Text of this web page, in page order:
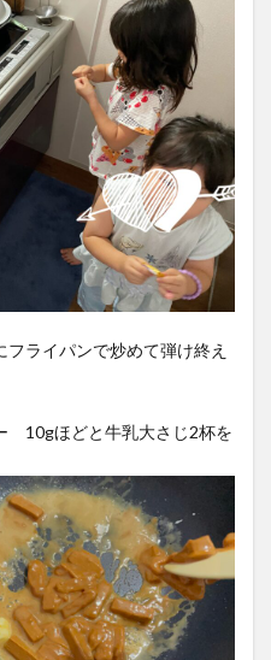
ライパンで炒めて弾け終え
10gほどと牛乳大さじ2杯を